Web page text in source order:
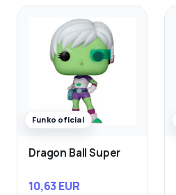
Funko oficial
Dragon Ball Super
10,63 EUR